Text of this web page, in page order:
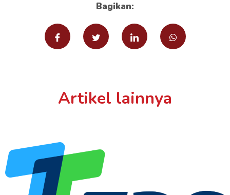
Bagikan:
Artikel lainnya